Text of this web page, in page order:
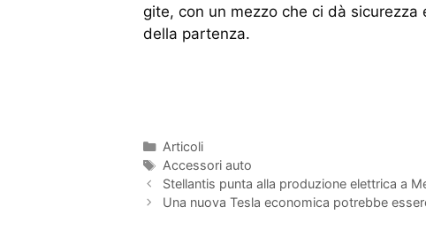
gite, con un mezzo che ci dà
della partenza.
Articoli
Accessori auto
Stellantis punta alla produzione elettrica a
Una nuova Tesla economica potrebbe